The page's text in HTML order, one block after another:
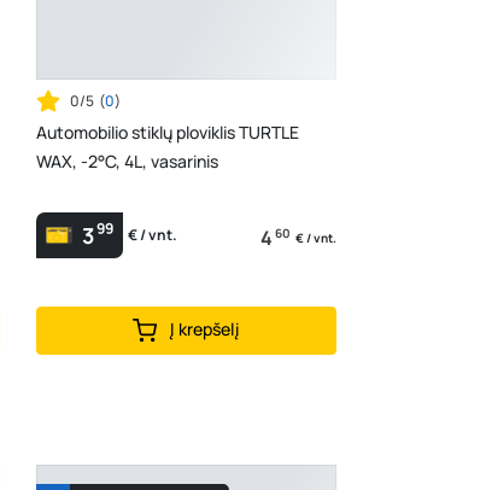
0/5 (0)
Automobilio stiklų ploviklis TURTLE
WAX, -2°C, 4L, vasarinis
399 € / vnt. 4 60 € / vnt.
Į krepšelį